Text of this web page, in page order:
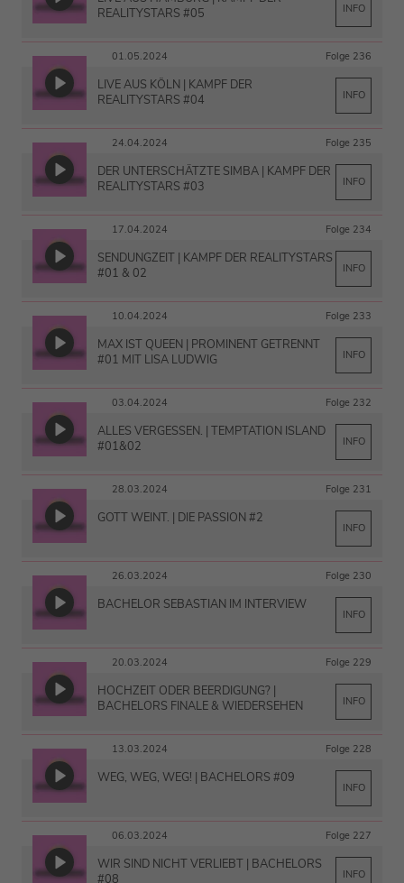
REALITYSTARS #05
INFO
01.05.2024 Folge 236
LIVE AUS KÖLN | KAMPF DER
REALITYSTARS #04
INFO
24.04.2024 Folge 235
DER UNTERSCHÄTZTE SIMBA | KAMPF DER
REALITYSTARS #03
INFO
17.04.2024 Folge 234
SENDUNGZEIT | KAMPF DER REALITYSTARS
#01 & 02
INFO
10.04.2024 Folge 233
MAX IST QUEEN | PROMINENT GETRENNT
#01 MIT LISA LUDWIG
INFO
03.04.2024 Folge 232
ALLES VERGESSEN. | TEMPTATION ISLAND
#01&02
INFO
28.03.2024 Folge 231
GOTT WEINT. | DIE PASSION #2
INFO
26.03.2024 Folge 230
BACHELOR SEBASTIAN IM INTERVIEW
INFO
20.03.2024 Folge 229
HOCHZEIT ODER BEERDIGUNG? |
BACHELORS FINALE & WIEDERSEHEN
INFO
13.03.2024 Folge 228
WEG, WEG, WEG! | BACHELORS #09
INFO
06.03.2024 Folge 227
WIR SIND NICHT VERLIEBT | BACHELORS
#08
INFO